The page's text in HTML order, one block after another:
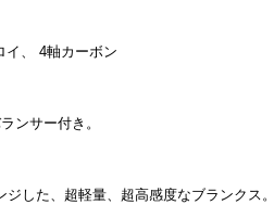
、 4軸カーボン
ンサー付き。
した、超軽量、超高感度なブランクス。